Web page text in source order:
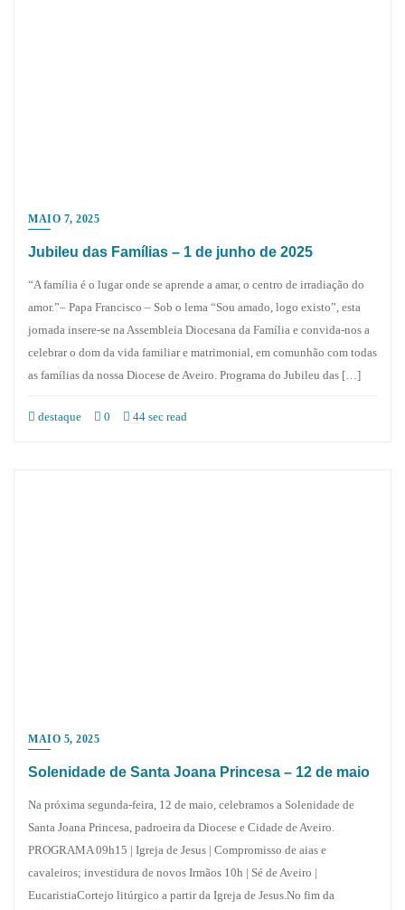
MAIO 7, 2025
Jubileu das Famílias – 1 de junho de 2025
“A família é o lugar onde se aprende a amar, o centro de irradiação do
amor.”– Papa Francisco – Sob o lema “Sou amado, logo existo”, esta
jornada insere-se na Assembleia Diocesana da Família e convida-nos a
celebrar o dom da vida familiar e matrimonial, em comunhão com todas
as famílias da nossa Diocese de Aveiro. Programa do Jubileu das […]
destaque 0 44 sec read
MAIO 5, 2025
Solenidade de Santa Joana Princesa – 12 de maio
Na próxima segunda-feira, 12 de maio, celebramos a Solenidade de
Santa Joana Princesa, padroeira da Diocese e Cidade de Aveiro.
PROGRAMA 09h15 | Igreja de Jesus | Compromisso de aias e
cavaleiros; investidura de novos Irmãos 10h | Sé de Aveiro |
EucaristiaCortejo litúrgico a partir da Igreja de Jesus.No fim da